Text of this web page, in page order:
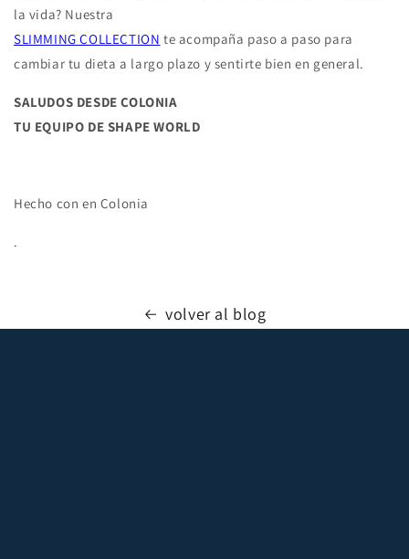
la vida? Nuestra
SLIMMING COLLECTION te acompaña paso a paso para
cambiar tu dieta a largo plazo y sentirte bien en general.
SALUDOS DESDE COLONIA
TU EQUIPO DE SHAPE WORLD
Hecho con en Colonia
.
volver al blog